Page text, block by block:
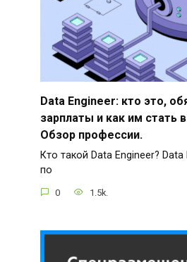
Data Engineer: кто это,
зарплаты и как им стать
Обзор профессии.
Кто такой Data Engineer?
по
0 1.5k.